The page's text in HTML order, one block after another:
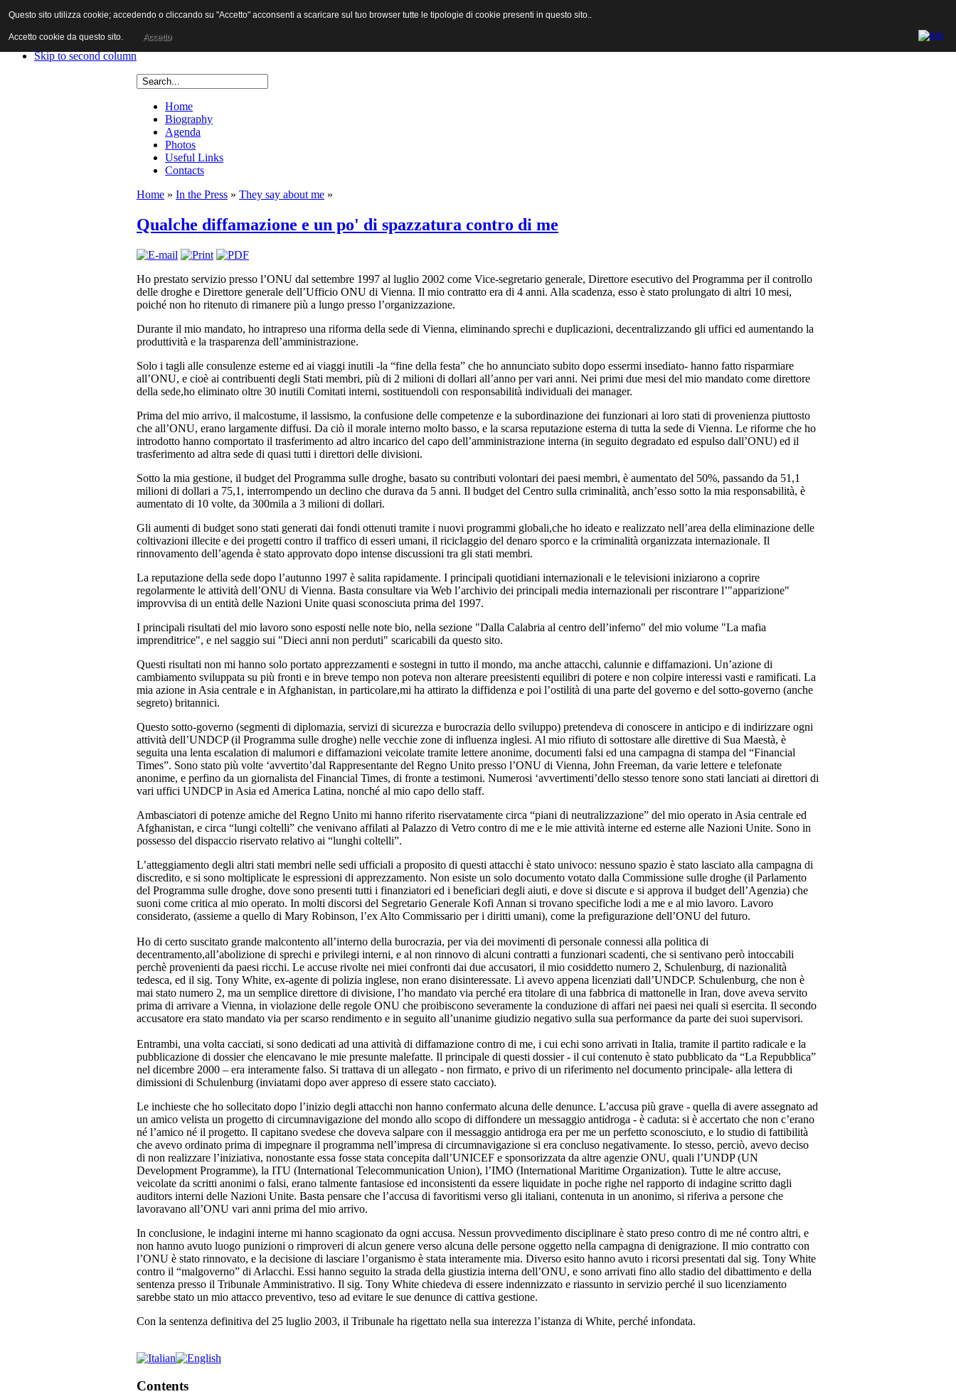
Skip to content
Skip to first column
Skip to second column
Home
Biography
Agenda
Photos
Useful Links
Contacts
Home » In the Press » They say about me »
Qualche diffamazione e un po' di spazzatura contro di me
Ho prestato servizio presso l’ONU dal settembre 1997 al luglio 2002 come Vice-segretario generale, Direttore esecutivo del Programma per il controllo
delle droghe e Direttore generale dell’Ufficio ONU di Vienna. Il mio contratto era di 4 anni. Alla scadenza, esso è stato prolungato di altri 10 mesi,
poiché non ho ritenuto di rimanere più a lungo presso l’organizzazione.
Durante il mio mandato, ho intrapreso una riforma della sede di Vienna, eliminando sprechi e duplicazioni, decentralizzando gli uffici ed aumentando la
produttività e la trasparenza dell’amministrazione.
Solo i tagli alle consulenze esterne ed ai viaggi inutili -la “fine della festa” che ho annunciato subito dopo essermi insediato- hanno fatto risparmiare
all’ONU, e cioè ai contribuenti degli Stati membri, più di 2 milioni di dollari all’anno per vari anni. Nei primi due mesi del mio mandato come direttore
della sede,ho eliminato oltre 30 inutili Comitati interni, sostituendoli con responsabilità individuali dei manager.
Prima del mio arrivo, il malcostume, il lassismo, la confusione delle competenze e la subordinazione dei funzionari ai loro stati di provenienza piuttosto
che all’ONU, erano largamente diffusi. Da ciò il morale interno molto basso, e la scarsa reputazione esterna di tutta la sede di Vienna. Le riforme che ho
introdotto hanno comportato il trasferimento ad altro incarico del capo dell’amministrazione interna (in seguito degradato ed espulso dall’ONU) ed il
trasferimento ad altra sede di quasi tutti i direttori delle divisioni.
Sotto la mia gestione, il budget del Programma sulle droghe, basato su contributi volontari dei paesi membri, è aumentato del 50%, passando da 51,1
milioni di dollari a 75,1, interrompendo un declino che durava da 5 anni. Il budget del Centro sulla criminalità, anch’esso sotto la mia responsabilità, è
aumentato di 10 volte, da 300mila a 3 milioni di dollari.
Gli aumenti di budget sono stati generati dai fondi ottenuti tramite i nuovi programmi globali,che ho ideato e realizzato nell’area della eliminazione delle
coltivazioni illecite e dei progetti contro il traffico di esseri umani, il riciclaggio del denaro sporco e la criminalità organizzata internazionale. Il
rinnovamento dell’agenda è stato approvato dopo intense discussioni tra gli stati membri.
La reputazione della sede dopo l’autunno 1997 è salita rapidamente. I principali quotidiani internazionali e le televisioni iniziarono a coprire
regolarmente le attività dell’ONU di Vienna. Basta consultare via Web l’archivio dei principali media internazionali per riscontrare l’"apparizione"
improvvisa di un entità delle Nazioni Unite quasi sconosciuta prima del 1997.
I principali risultati del mio lavoro sono esposti nelle note bio, nella sezione "Dalla Calabria al centro dell’inferno" del mio volume "La mafia
imprenditrice", e nel saggio sui "Dieci anni non perduti" scaricabili da questo sito.
Questi risultati non mi hanno solo portato apprezzamenti e sostegni in tutto il mondo, ma anche attacchi, calunnie e diffamazioni. Un’azione di
cambiamento sviluppata su più fronti e in breve tempo non poteva non alterare preesistenti equilibri di potere e non colpire interessi vasti e ramificati. La
mia azione in Asia centrale e in Afghanistan, in particolare,mi ha attirato la diffidenza e poi l’ostilità di una parte del governo e del sotto-governo (anche
segreto) britannici.
Questo sotto-governo (segmenti di diplomazia, servizi di sicurezza e burocrazia dello sviluppo) pretendeva di conoscere in anticipo e di indirizzare ogni
attività dell’UNDCP (il Programma sulle droghe) nelle vecchie zone di influenza inglesi. Al mio rifiuto di sottostare alle direttive di Sua Maestà, è
seguita una lenta escalation di malumori e diffamazioni veicolate tramite lettere anonime, documenti falsi ed una campagna di stampa del “Financial
Times”. Sono stato più volte ‘avvertito’dal Rappresentante del Regno Unito presso l’ONU di Vienna, John Freeman, da varie lettere e telefonate
anonime, e perfino da un giornalista del Financial Times, di fronte a testimoni. Numerosi ‘avvertimenti’dello stesso tenore sono stati lanciati ai direttori di
vari uffici UNDCP in Asia ed America Latina, nonché al mio capo dello staff.
Ambasciatori di potenze amiche del Regno Unito mi hanno riferito riservatamente circa “piani di neutralizzazione” del mio operato in Asia centrale ed
Afghanistan, e circa “lungi coltelli” che venivano affilati al Palazzo di Vetro contro di me e le mie attività interne ed esterne alle Nazioni Unite. Sono in
possesso del dispaccio riservato relativo ai “lunghi coltelli”.
L’atteggiamento degli altri stati membri nelle sedi ufficiali a proposito di questi attacchi è stato univoco: nessuno spazio è stato lasciato alla campagna di
discredito, e si sono moltiplicate le espressioni di apprezzamento. Non esiste un solo documento votato dalla Commissione sulle droghe (il Parlamento
del Programma sulle droghe, dove sono presenti tutti i finanziatori ed i beneficiari degli aiuti, e dove si discute e si approva il budget dell’Agenzia) che
suoni come critica al mio operato. In molti discorsi del Segretario Generale Kofi Annan si trovano specifiche lodi a me e al mio lavoro. Lavoro
considerato, (assieme a quello di Mary Robinson, l’ex Alto Commissario per i diritti umani), come la prefigurazione dell’ONU del futuro.
Ho di certo suscitato grande malcontento all’interno della burocrazia, per via dei movimenti di personale connessi alla politica di
decentramento,all’abolizione di sprechi e privilegi interni, e al non rinnovo di alcuni contratti a funzionari scadenti, che si sentivano però intoccabili
perchè provenienti da paesi ricchi. Le accuse rivolte nei miei confronti dai due accusatori, il mio cosiddetto numero 2, Schulenburg, di nazionalità
tedesca, ed il sig. Tony White, ex-agente di polizia inglese, non erano disinteressate. Li avevo appena licenziati dall’UNDCP. Schulenburg, che non è
mai stato numero 2, ma un semplice direttore di divisione, l’ho mandato via perché era titolare di una fabbrica di mattonelle in Iran, dove aveva servito
prima di arrivare a Vienna, in violazione delle regole ONU che proibiscono severamente la conduzione di affari nei paesi nei quali si esercita. Il secondo
accusatore era stato mandato via per scarso rendimento e in seguito all’unanime giudizio negativo sulla sua performance da parte dei suoi supervisori.
Entrambi, una volta cacciati, si sono dedicati ad una attività di diffamazione contro di me, i cui echi sono arrivati in Italia, tramite il partito radicale e la
pubblicazione di dossier che elencavano le mie presunte malefatte. Il principale di questi dossier - il cui contenuto è stato pubblicato da “La Repubblica”
nel dicembre 2000 – era interamente falso. Si trattava di un allegato - non firmato, e privo di un riferimento nel documento principale- alla lettera di
dimissioni di Schulenburg (inviatami dopo aver appreso di essere stato cacciato).
Le inchieste che ho sollecitato dopo l’inizio degli attacchi non hanno confermato alcuna delle denunce. L’accusa più grave - quella di avere assegnato ad
un amico velista un progetto di circumnavigazione del mondo allo scopo di diffondere un messaggio antidroga - è caduta: si è accertato che non c’erano
né l’amico né il progetto. Il capitano svedese che doveva salpare con il messaggio antidroga era per me un perfetto sconosciuto, e lo studio di fattibilità
che avevo ordinato prima di impegnare il programma nell’impresa di circumnavigazione si era concluso negativamente. Io stesso, perciò, avevo deciso
di non realizzare l’iniziativa, nonostante essa fosse stata concepita dall’UNICEF e sponsorizzata da altre agenzie ONU, quali l’UNDP (UN
Development Programme), la ITU (International Telecommunication Union), l’IMO (International Maritime Organization). Tutte le altre accuse,
veicolate da scritti anonimi o falsi, erano talmente fantasiose ed inconsistenti da essere liquidate in poche righe nel rapporto di indagine scritto dagli
auditors interni delle Nazioni Unite. Basta pensare che l’accusa di favoritismi verso gli italiani, contenuta in un anonimo, si riferiva a persone che
lavoravano all’ONU vari anni prima del mio arrivo.
In conclusione, le indagini interne mi hanno scagionato da ogni accusa. Nessun provvedimento disciplinare è stato preso contro di me né contro altri, e
non hanno avuto luogo punizioni o rimproveri di alcun genere verso alcuna delle persone oggetto nella campagna di denigrazione. Il mio contratto con
l’ONU è stato rinnovato, e la decisione di lasciare l’organismo è stata interamente mia. Diverso esito hanno avuto i ricorsi presentati dal sig. Tony White
contro il “malgoverno” di Arlacchi. Essi hanno seguito la strada della giustizia interna dell’ONU, e sono arrivati fino allo stadio del dibattimento e della
sentenza presso il Tribunale Amministrativo. Il sig. Tony White chiedeva di essere indennizzato e riassunto in servizio perché il suo licenziamento
sarebbe stato un mio attacco preventivo, teso ad evitare le sue denunce di cattiva gestione.
Con la sentenza definitiva del 25 luglio 2003, il Tribunale ha rigettato nella sua interezza l’istanza di White, perché infondata.
Contents
Questo sito utilizza cookie; accedendo o cliccando su "Accetto" acconsenti a scaricare sul tuo browser tutte le tipologie di cookie presenti in questo sito..
Accetto cookie da questo sito. Accetto